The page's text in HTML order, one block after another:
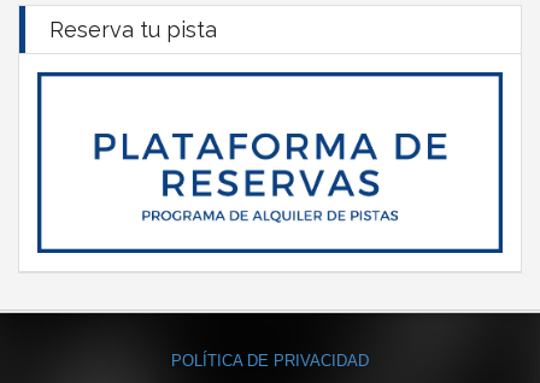
Reserva tu pista
POLÍTICA DE PRIVACIDAD